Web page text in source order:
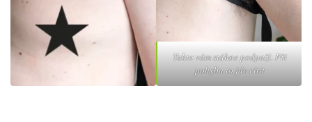
Takto vám stáhne podpaží. Při
pohybu to jde cítit